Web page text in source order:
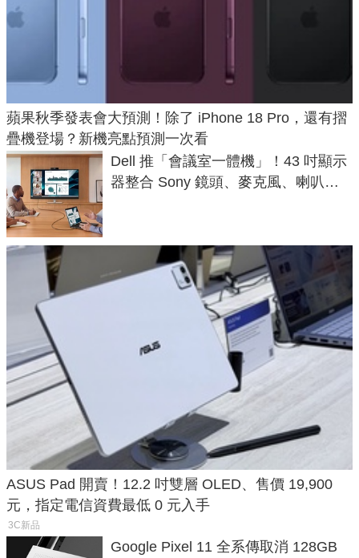
蘋果秋季發表會大預測！除了 iPhone 18 Pro，還有摺
疊機登場？新機亮點預測一次看
Dell 推「會議室一體機」！43 吋顯示
器整合 Sony 鏡頭、麥克風、喇叭，
ASUS Pad 開賣！12.2 吋雙層 OLED、售價 19,900
元，指定電信資費最低 0 元入手
3C新品
Google Pixel 11 全系傳取消 128GB